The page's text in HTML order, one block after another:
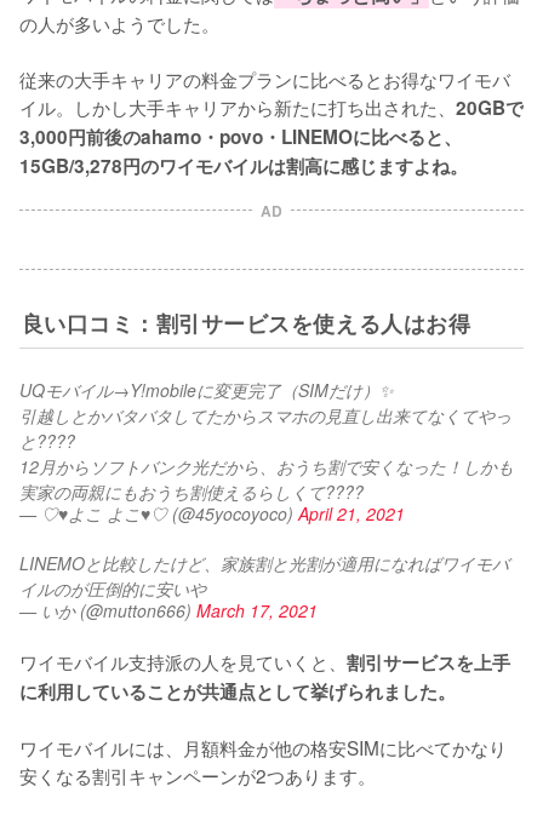
の人が多いようでした。
従来の大手キャリアの料金プランに比べるとお得なワイモバ
イル。しかし大手キャリアから新たに打ち出された、 20GBで
3,000円前後のahamo・povo・LINEMOに比べると、
15GB/3,278円のワイモバイルは割高に感じますよね。
AD
良い口コミ：割引サービスを使える人はお得
UQモバイル→Y!mobileに変更完了（SIMだけ）✨
引越しとかバタバタしてたからスマホの見直し出来てなくてやっ
と????
12月からソフトバンク光だから、おうち割で安くなった！しかも
実家の両親にもおうち割使えるらしくて????
— ♡♥よこ よこ♥♡ (@45yocoyoco)April 21, 2021
LINEMOと比較したけど、家族割と光割が適用になればワイモバ
イルのが圧倒的に安いや
— いか (@mutton666) March 17, 2021
ワイモバイル支持派の人を見ていくと、 割引サービスを上手
に利用していることが共通点として挙げられました。
ワイモバイルには、月額料金が他の格安SIMに比べてかなり
安くなる割引キャンペーンが2つあります。